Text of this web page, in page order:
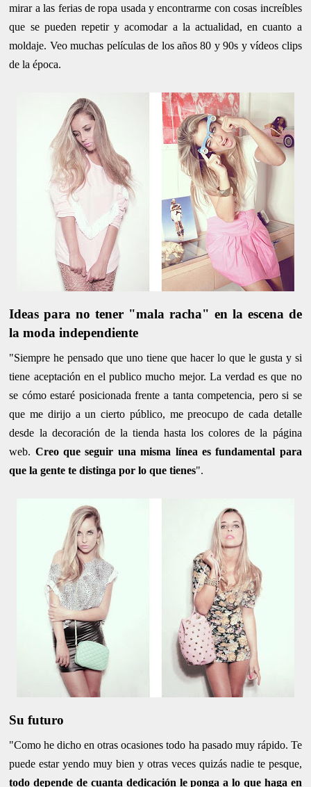
mirar a las ferias de ropa usada y encontrarme con cosas increíbles
que se pueden repetir y acomodar a la actualidad, en cuanto a
moldaje. Veo muchas películas de los años 80 y 90s y vídeos clips
de la época.
Ideas para no tener "mala racha" en la escena de
la moda independiente
"Siempre he pensado que uno tiene que hacer lo que le gusta y si
tiene aceptación en el publico mucho mejor. La verdad es que no
se cómo estaré posicionada frente a tanta competencia, pero si se
que me dirijo a un cierto público, me preocupo de cada detalle
desde la decoración de la tienda hasta los colores de la página
web. Creo que seguir una misma línea es fundamental para
que la gente te distinga por lo que tienes".
Su futuro
"Como he dicho en otras ocasiones todo ha pasado muy rápido. Te
puede estar yendo muy bien y otras veces quizás nadie te pesque,
todo depende de cuanta dedicación le ponga a lo que haga en